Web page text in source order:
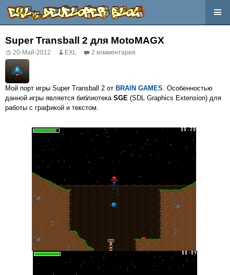
Перейти
содержимому
Super Transball 2 для MotoMAGX
20-Май-2012 EXL 2 комментария
Мой порт игры Super Transball 2 от BRAIN GAMES. Особенностью
данной игры является библиотека SGE (SDL Graphics Extension) для
работы с графикой и текстом.